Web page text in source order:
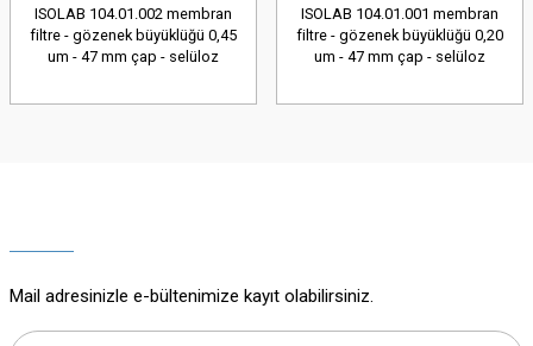
ISOLAB 104.01.002 membran
filtre - gözenek büyüklüğü 0,45
um - 47 mm çap - selüloz
ISOLAB 104.01.001 membran
filtre - gözenek büyüklüğü 0,20
um - 47 mm çap - selüloz
Mail adresinizle e-bültenimize kayıt olabilirsiniz.